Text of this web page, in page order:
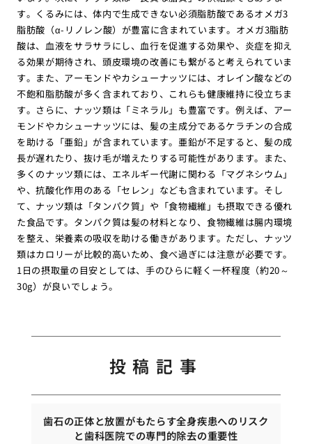
す。くるみには、体内で生成できない必須脂肪酸であるオメガ3
脂肪酸（α-リノレン酸）が豊富に含まれています。オメガ3脂肪
酸は、血液をサラサラにし、血行を促進する効果や、炎症を抑え
る効果が期待され、頭皮環境の改善にも繋がると考えられていま
す。また、アーモンドやカシューナッツには、オレイン酸などの
不飽和脂肪酸が多く含まれており、これらも健康維持に役立ちま
す。さらに、ナッツ類は「ミネラル」も豊富です。例えば、アー
モンドやカシューナッツには、髪の主成分であるケラチンの合成
を助ける「亜鉛」が含まれています。亜鉛が不足すると、髪の成
長が遅れたり、抜け毛が増えたりする可能性があります。また、
多くのナッツ類には、エネルギー代謝に関わる「マグネシウム」
や、抗酸化作用のある「セレン」なども含まれています。そし
て、ナッツ類は「タンパク質」や「食物繊維」も摂取できる優れ
た食品です。タンパク質は髪の材料となり、食物繊維は腸内環境
を整え、栄養素の吸収を助ける働きがあります。ただし、ナッツ
類はカロリーが比較的高いため、食べ過ぎには注意が必要です。
1日の摂取量の目安としては、手のひらに軽く一杯程度（約20～
30g）が良いでしょう。
投稿記事
歯石の正体と放置がもたらす全身疾患へのリスク
と歯科医院での専門的除去の重要性